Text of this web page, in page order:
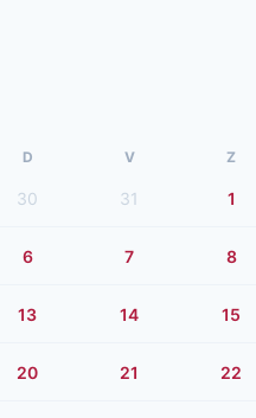
D V Z
30 31 1
6 7 8
13 14 15
20 21 22